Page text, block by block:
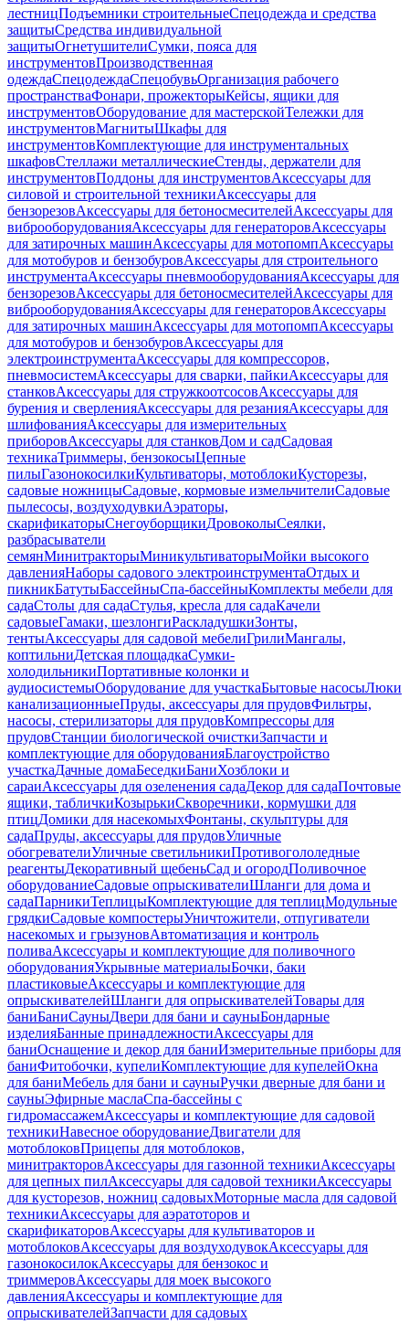
лестницПодъемники строительныеСпецодежда и средства
защитыСредства индивидуальной
защитыОгнетушителиСумки, пояса для
инструментовПроизводственная
одеждаСпецодеждаСпецобувьОрганизация рабочего
пространстваФонари, прожекторыКейсы, ящики для
инструментовОборудование для мастерскойТележки для
инструментовМагнитыШкафы для
инструментовКомплектующие для инструментальных
шкафовСтеллажи металлическиеСтенды, держатели для
инструментовПоддоны для инструментовАксессуары для
силовой и строительной техникиАксессуары для
бензорезовАксессуары для бетоносмесителейАксессуары для
виброоборудованияАксессуары для генераторовАксессуары
для затирочных машинАксессуары для мотопомпАксессуары
для мотобуров и бензобуровАксессуары для строительного
инструментаАксессуары пневмооборудованияАксессуары для
бензорезовАксессуары для бетоносмесителейАксессуары для
виброоборудованияАксессуары для генераторовАксессуары
для затирочных машинАксессуары для мотопомпАксессуары
для мотобуров и бензобуровАксессуары для
электроинструментаАксессуары для компрессоров,
пневмосистемАксессуары для сварки, пайкиАксессуары для
станковАксессуары для стружкоотсосовАксессуары для
бурения и сверленияАксессуары для резанияАксессуары для
шлифованияАксессуары для измерительных
приборовАксессуары для станковДом и садСадовая
техникаТриммеры, бензокосыЦепные
пилыГазонокосилкиКультиваторы, мотоблокиКусторезы,
садовые ножницыСадовые, кормовые измельчителиСадовые
пылесосы, воздуходувкиАэраторы,
скарификаторыСнегоуборщикиДровоколыСеялки,
разбрасыватели
семянМинитракторыМиникультиваторыМойки высокого
давленияНаборы садового электроинструментаОтдых и
пикникБатутыБассейныСпа-бассейныКомплекты мебели для
садаСтолы для садаСтулья, кресла для садаКачели
садовыеГамаки, шезлонгиРаскладушкиЗонты,
тентыАксессуары для садовой мебелиГрилиМангалы,
коптильниДетская площадкаСумки-
холодильникиПортативные колонки и
аудиосистемыОборудование для участкаБытовые насосыЛюки
канализационныеПруды, аксессуары для прудовФильтры,
насосы, стерилизаторы для прудовКомпрессоры для
прудовСтанции биологической очисткиЗапчасти и
комплектующие для оборудованияБлагоустройство
участкаДачные домаБеседкиБаниХозблоки и
сараиАксессуары для озеленения садаДекор для садаПочтовые
ящики, табличкиКозырькиСкворечники, кормушки для
птицДомики для насекомыхФонтаны, скульптуры для
садаПруды, аксессуары для прудовУличные
обогревателиУличные светильникиПротивогололедные
реагентыДекоративный щебеньСад и огородПоливочное
оборудованиеСадовые опрыскивателиШланги для дома и
садаПарникиТеплицыКомплектующие для теплицМодульные
грядкиСадовые компостерыУничтожители, отпугиватели
насекомых и грызуновАвтоматизация и контроль
поливаАксессуары и комплектующие для поливочного
оборудованияУкрывные материалыБочки, баки
пластиковыеАксессуары и комплектующие для
опрыскивателейШланги для опрыскивателейТовары для
баниБаниСауныДвери для бани и сауныБондарные
изделияБанные принадлежностиАксессуары для
баниОснащение и декор для баниИзмерительные приборы для
баниФитобочки, купелиКомплектующие для купелейОкна
для баниМебель для бани и сауныРучки дверные для бани и
сауныЭфирные маслаСпа-бассейны с
гидромассажемАксессуары и комплектующие для садовой
техникиНавесное оборудованиеДвигатели для
мотоблоковПрицепы для мотоблоков,
минитракторовАксессуары для газонной техникиАксессуары
для цепных пилАксессуары для садовой техникиАксессуары
для кусторезов, ножниц садовыхМоторные масла для садовой
техникиАксессуары для аэратоторов и
скарификаторовАксессуары для культиваторов и
мотоблоковАксессуары для воздуходувокАксессуары для
газонокосилокАксессуары для бензокос и
триммеровАксессуары для моек высокого
давленияАксессуары и комплектующие для
опрыскивателейЗапчасти для садовых